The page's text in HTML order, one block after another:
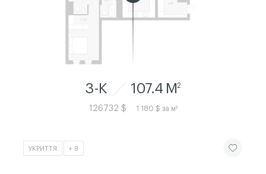
3-К 107.4 M2
126732 $ 1 180 $ за м²
УКРИТТЯ + 8 ЧИТАТИ